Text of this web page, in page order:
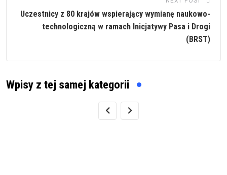
Uczestnicy z 80 krajów wspierający wymianę naukowo-
technologiczną w ramach Inicjatywy Pasa i Drogi
(BRST)
Wpisy z tej samej kategorii